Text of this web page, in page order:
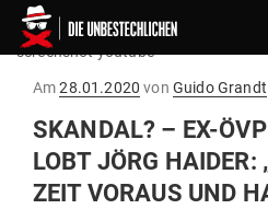
screenshot youtube
AmGepostet
28.01.2020 von Guido Grandt
SKANDAL? – EX-
LOBT JÖRG HAIDER:
ZEIT VORAUS UND